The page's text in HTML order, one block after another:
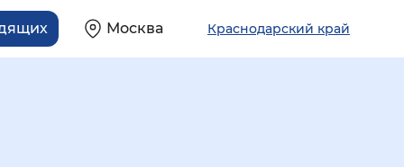
Москва Краснодарский край